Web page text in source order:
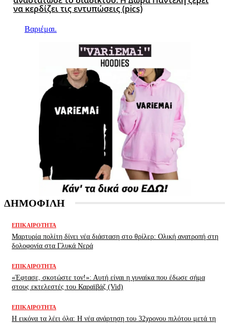
να κερδίζει τις εντυπώσεις (pics)
Βαριέμαι.
ΔΗΜΟΦΙΛΗ
ΕΠΙΚΑΙΡΌΤΗΤΑ
Μαρτυρία πολίτη δίνει νέα διάσταση στο θρίλερ: Ολική ανατροπή στη
δολοφονία στα Γλυκά Νερά
ΕΠΙΚΑΙΡΌΤΗΤΑ
«Έφτασε, σκοτώστε τον!»: Αυτή είναι η γυναίκα που έδωσε σήμα
στους εκτελεστές του Καραϊβάζ (Vid)
ΕΠΙΚΑΙΡΌΤΗΤΑ
H εικόνα τα λέει όλα: H νέα ανάρτηση του 32χρονου πιλότου μετά τη